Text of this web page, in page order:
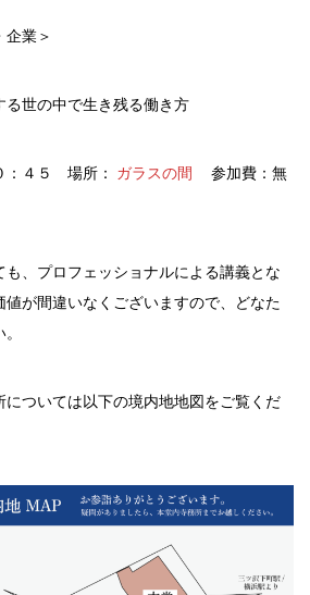
企業＞
世の中で生き残る働き方
：４５ 場所： ガラスの間
参加費：無
も、プロフェッショナルによる講義とな
値が間違いなくございますので、どなた
ついては以下の境内地地図をご覧くだ